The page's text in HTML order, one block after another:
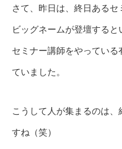
さて、昨日は、終日あるセ
ビッグネームが登壇すると
セミナー講師をやってい
ていました。
こうして人が集まるのは
すね（笑）